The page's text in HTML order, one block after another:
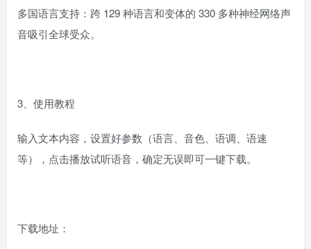
多国语言支持：跨 129 种语言和变体的 330 多种神经网络声
音吸引全球受众。
3、使用教程
输入文本内容，设置好参数（语言、音色、语调、语速
等），点击播放试听语音，确定无误即可一键下载。
下载地址：